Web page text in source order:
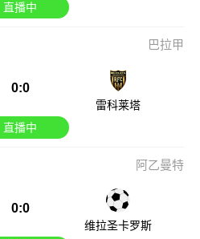
直播中
巴拉甲
0:0
雷科莱塔
直播中
阿乙曼特
0:0
维拉圣卡罗斯